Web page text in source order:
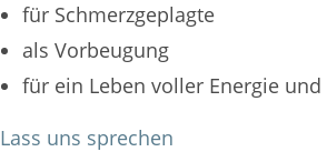
für Schmerzgeplagte
als Vorbeugung
für ein Leben voller Energie
Lass uns sprechen